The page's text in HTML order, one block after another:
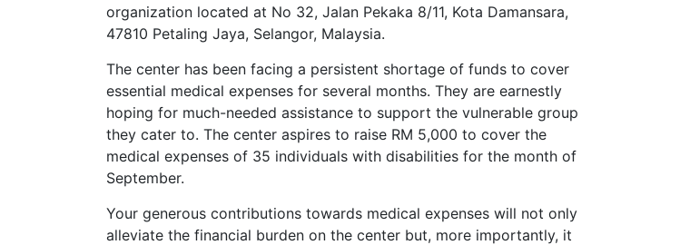
organization located at No 32, Jalan Pekaka 8/11, Kota Damansara,
47810 Petaling Jaya, Selangor, Malaysia.
The center has been facing a persistent shortage of funds to cover
essential medical expenses for several months. They are earnestly
hoping for much-needed assistance to support the vulnerable group
they cater to. The center aspires to raise RM 5,000 to cover the
medical expenses of 35 individuals with disabilities for the month of
September.
Your generous contributions towards medical expenses will not only
alleviate the financial burden on the center but, more importantly, it